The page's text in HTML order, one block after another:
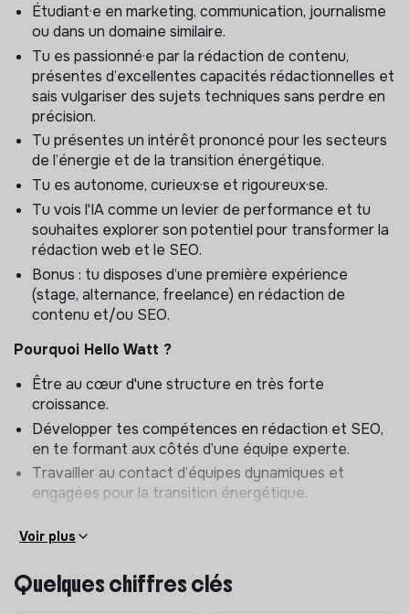
Étudiant·e en marketing, communication, journalisme
ou dans un domaine similaire.
Tu es passionné·e par la rédaction de contenu,
présentes d’excellentes capacités rédactionnelles et
sais vulgariser des sujets techniques sans perdre en
précision.
Tu présentes un intérêt prononcé pour les secteurs
de l’énergie et de la transition énergétique.
Tu es autonome, curieux·se et rigoureux·se.
Tu vois l'IA comme un levier de performance et tu
souhaites explorer son potentiel pour transformer la
rédaction web et le SEO.
Bonus : tu disposes d’une première expérience
(stage, alternance, freelance) en rédaction de
contenu et/ou SEO.
Pourquoi Hello Watt ?
Être au cœur d'une structure en très forte
croissance.
Développer tes compétences en rédaction et SEO,
en te formant aux côtés d’une équipe experte.
Travailler au contact d’équipes dynamiques et
engagées pour la transition énergétique.
Nos valeurs
dans la transition énergétique et nous utilisons la
tech pour leur permettre de maîtriser leur
Voir plus
Quelques chiffres clés